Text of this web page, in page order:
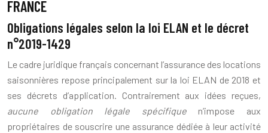
FRANCE
Obligations légales selon la loi ELAN et le décret
n°2019-1429
Le cadre juridique français concernant l’assurance des locations
saisonnières repose principalement sur la loi ELAN de 2018 et
ses décrets d’application. Contrairement aux idées reçues,
aucune obligation légale spécifiquen’impose aux
propriétaires de souscrire une assurance dédiée à leur activité